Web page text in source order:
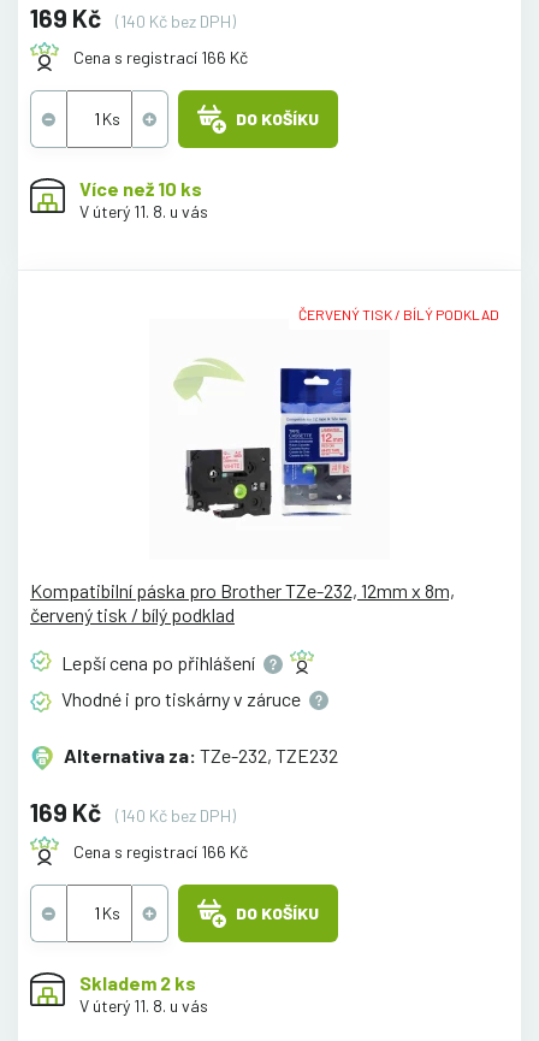
169 Kč
(140 Kč bez DPH)
Cena s registrací 166 Kč
DO KOŠÍKU
Více než 10 ks
V úterý 11. 8. u vás
ČERVENÝ TISK / BÍLÝ PODKLAD
Kompatibilní páska pro Brother TZe-232, 12mm x 8m,
červený tisk / bílý podklad
Lepší cena po přihlášení
Vhodné i pro tiskárny v záruce
Alternativa za: TZe-232, TZE232
169 Kč
(140 Kč bez DPH)
Cena s registrací 166 Kč
DO KOŠÍKU
Skladem 2 ks
V úterý 11. 8. u vás